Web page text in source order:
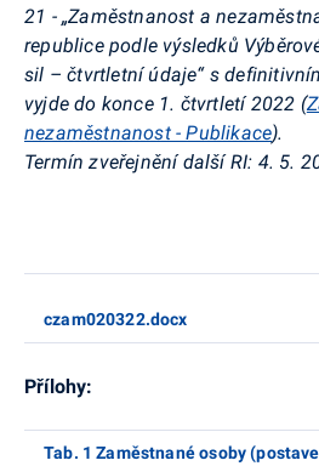
21 - „Zaměstnanost a
republice podle výsledků
sil – čtvrtletní údaje“ s
vyjde do konce 1. čtvrtletí 2022 (
nezaměstnanost - Publikace).
Termín zveřejnění další RI: 4. 5.
czam020322.docx
Přílohy:
Tab. 1 Zaměstnané osoby